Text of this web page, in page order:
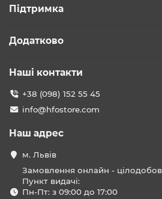
Підтримка
Додатково
Наші контакти
+38 (098) 152 55 45
info@hfostore.com
Наш адрес
м. Львів
Замовлення онлайн -
Пункт видачі:
Пн-Пт: з 09:00 до 17:00